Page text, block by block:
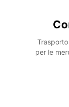
per le